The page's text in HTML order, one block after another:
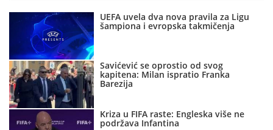
UEFA uvela dva nova pravila za Ligu
šampiona i evropska takmičenja
Savićević se oprostio od svog
kapitena: Milan ispratio Franka
Barezija
Kriza u FIFA raste: Engleska više ne
podržava Infantina